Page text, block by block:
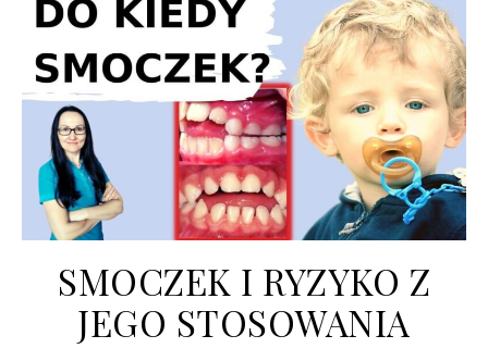
SMOCZEK I RYZYKO Z
JEGO STOSOWANIA